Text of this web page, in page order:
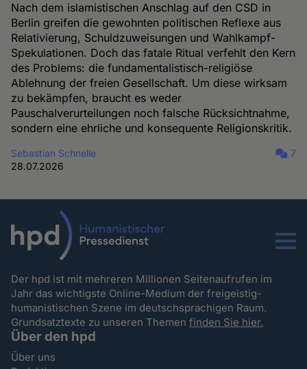
Nach dem islamistischen Anschlag auf den CSD in
Berlin greifen die gewohnten politischen Reflexe aus
Relativierung, Schuldzuweisungen und Wahlkampf-
Spekulationen. Doch das fatale Ritual verfehlt den Kern
des Problems: die fundamentalistisch-religiöse
Ablehnung der freien Gesellschaft. Um diese wirksam
zu bekämpfen, braucht es weder
Pauschalverurteilungen noch falsche Rücksichtnahme,
sondern eine ehrliche und konsequente Religionskritik.
Sebastian Schnelle
28.07.2026
7
Menu
Der hpd ist mit mehreren Millionen Seitenaufrufen im
Jahr das wichtigste Online-Medium der freigeistig-
humanistischen Szene im deutschsprachigen Raum.
Grundsatztexte zu unseren Themenfinden Sie hier.
Über den hpd
Über uns